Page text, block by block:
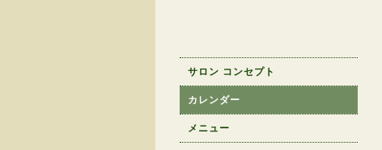
サロン コンセプト
カレンダー
メニュー